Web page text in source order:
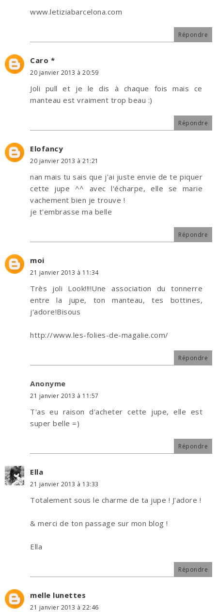
www.letiziabarcelona.com
Répondre
Caro *
20 janvier 2013 à 20:59
Joli pull et je le dis à chaque fois mais ce
manteau est vraiment trop beau :)
Répondre
Elofancy
20 janvier 2013 à 21:21
nan mais tu sais que j'ai juste envie de te piquer
cette jupe ^^ avec l'écharpe, elle se marie
vachement bien je trouve !
je t'embrasse ma belle
Répondre
moi
21 janvier 2013 à 11:34
Très joli Look!!!!Une association du tonnerre
entre la jupe, ton manteau, tes bottines,
j'adore!Bisous
http://www.les-folies-de-magalie.com/
Répondre
Anonyme
21 janvier 2013 à 11:57
T'as eu raison d'acheter cette jupe, elle est
super belle =)
Répondre
Ella
21 janvier 2013 à 13:33
Totalement sous le charme de ta jupe ! J'adore !
& merci de ton passage sur mon blog !
Ella
Répondre
melle lunettes
21 janvier 2013 à 22:46